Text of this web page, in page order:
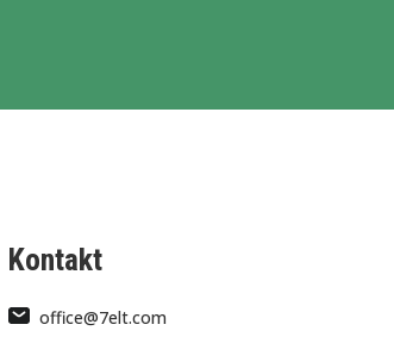
Kontakt
office@7elt.com